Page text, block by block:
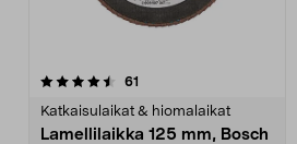
61
Katkaisulaikat & hiomalaikat
Lamellilaikka 125 mm, Bosch
4.5 viidestä